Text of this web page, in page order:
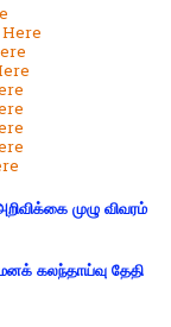
முழு விவரம்
கலந்தாய்வு தேதி